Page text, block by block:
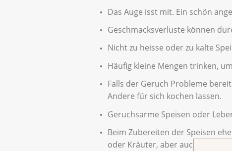
Das Auge isst mit. Ein schön
Geschmacksverluste können
Nicht zu heisse oder zu kalte
Häufig kleine Mengen trinken,
Falls der Geruch Probleme
Andere für sich kochen lassen.
Geruchsarme Speisen oder
Beim Zubereiten der Speisen
oder Kräuter, aber auch